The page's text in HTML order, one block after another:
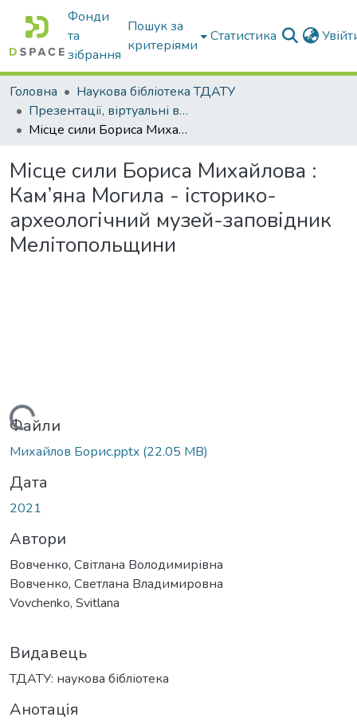
Фонди
та
зібрання
Пошук за
критеріями
Статистика
Головна
Наукова бібліотека ТДАТУ
Презентації, віртуальні виставки наукової бібліотеки
Місце сили Бориса Михайлова : Кам’яна Могила - історико-археологічний музей-заповідник Мелітопольщини
Місце сили Бориса Михайлова :
Кам’яна Могила - історико-
археологічний музей-заповідник
Мелітопольщини
Вантажиться...
Файли
Михайлов Борис.pptx (22.05 MB)
Дата
2021
Автори
Вовченко, Світлана Володимирівна
Вовченко, Светлана Владимировна
Vovchenko, Svitlana
Видавець
ТДАТУ: наукова бібліотека
Анотація